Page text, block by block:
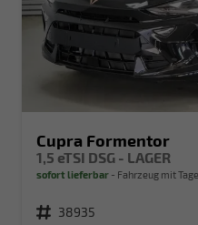
Cupra Formentor
1,5 eTSI DSG - LAGER
sofort lieferbar Fahrzeug mit
Fahrzeugnr. 38935